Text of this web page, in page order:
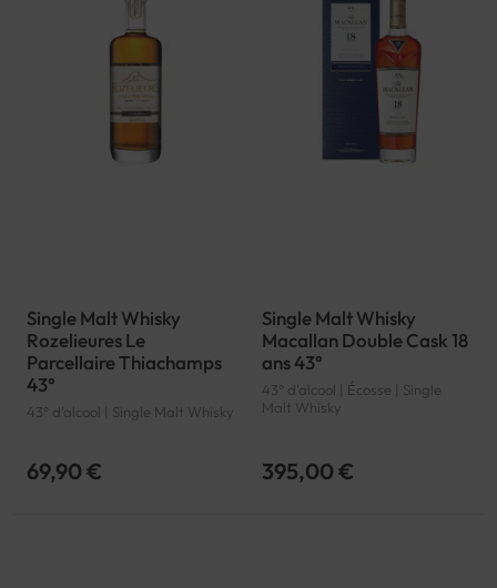
Single Malt Whisky
Rozelieures Le
Parcellaire Thiachamps
43°
43° d'alcool | Single Malt Whisky
69,90 €
Single Malt Whisky
Macallan Double Cask 18
ans 43°
43° d'alcool | Écosse | Single
Malt Whisky
395,00 €